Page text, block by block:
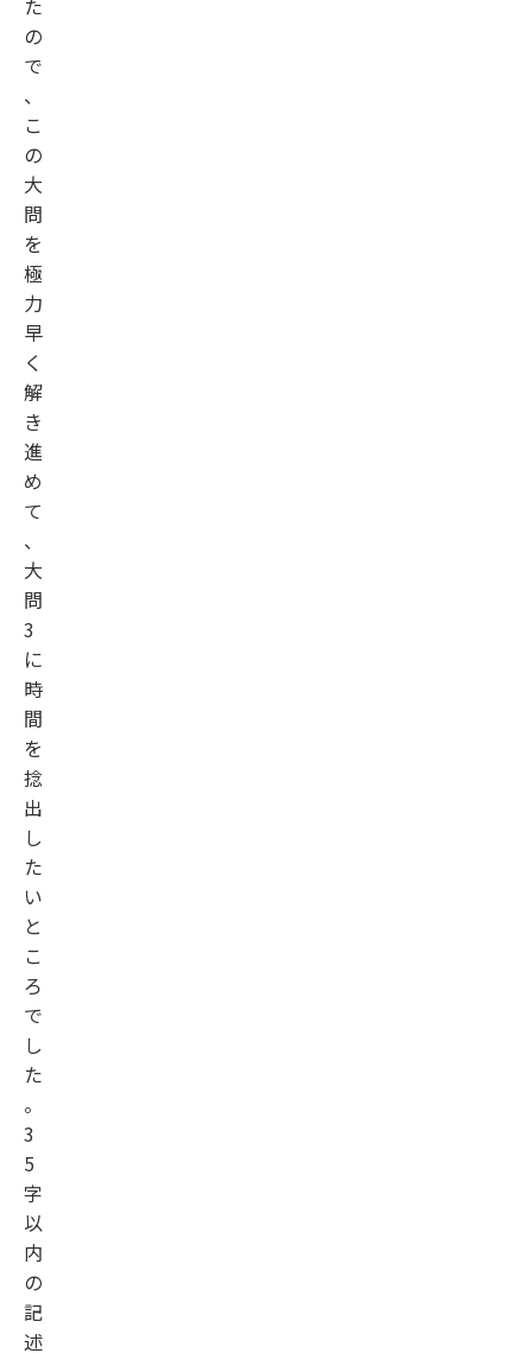
た
の
で
、
こ
の
大
問
を
極
力
早
く
解
き
進
め
て
、
大
問
3
に
時
間
を
捻
出
し
た
い
と
こ
ろ
で
し
た
。
3
5
字
以
内
の
記
述